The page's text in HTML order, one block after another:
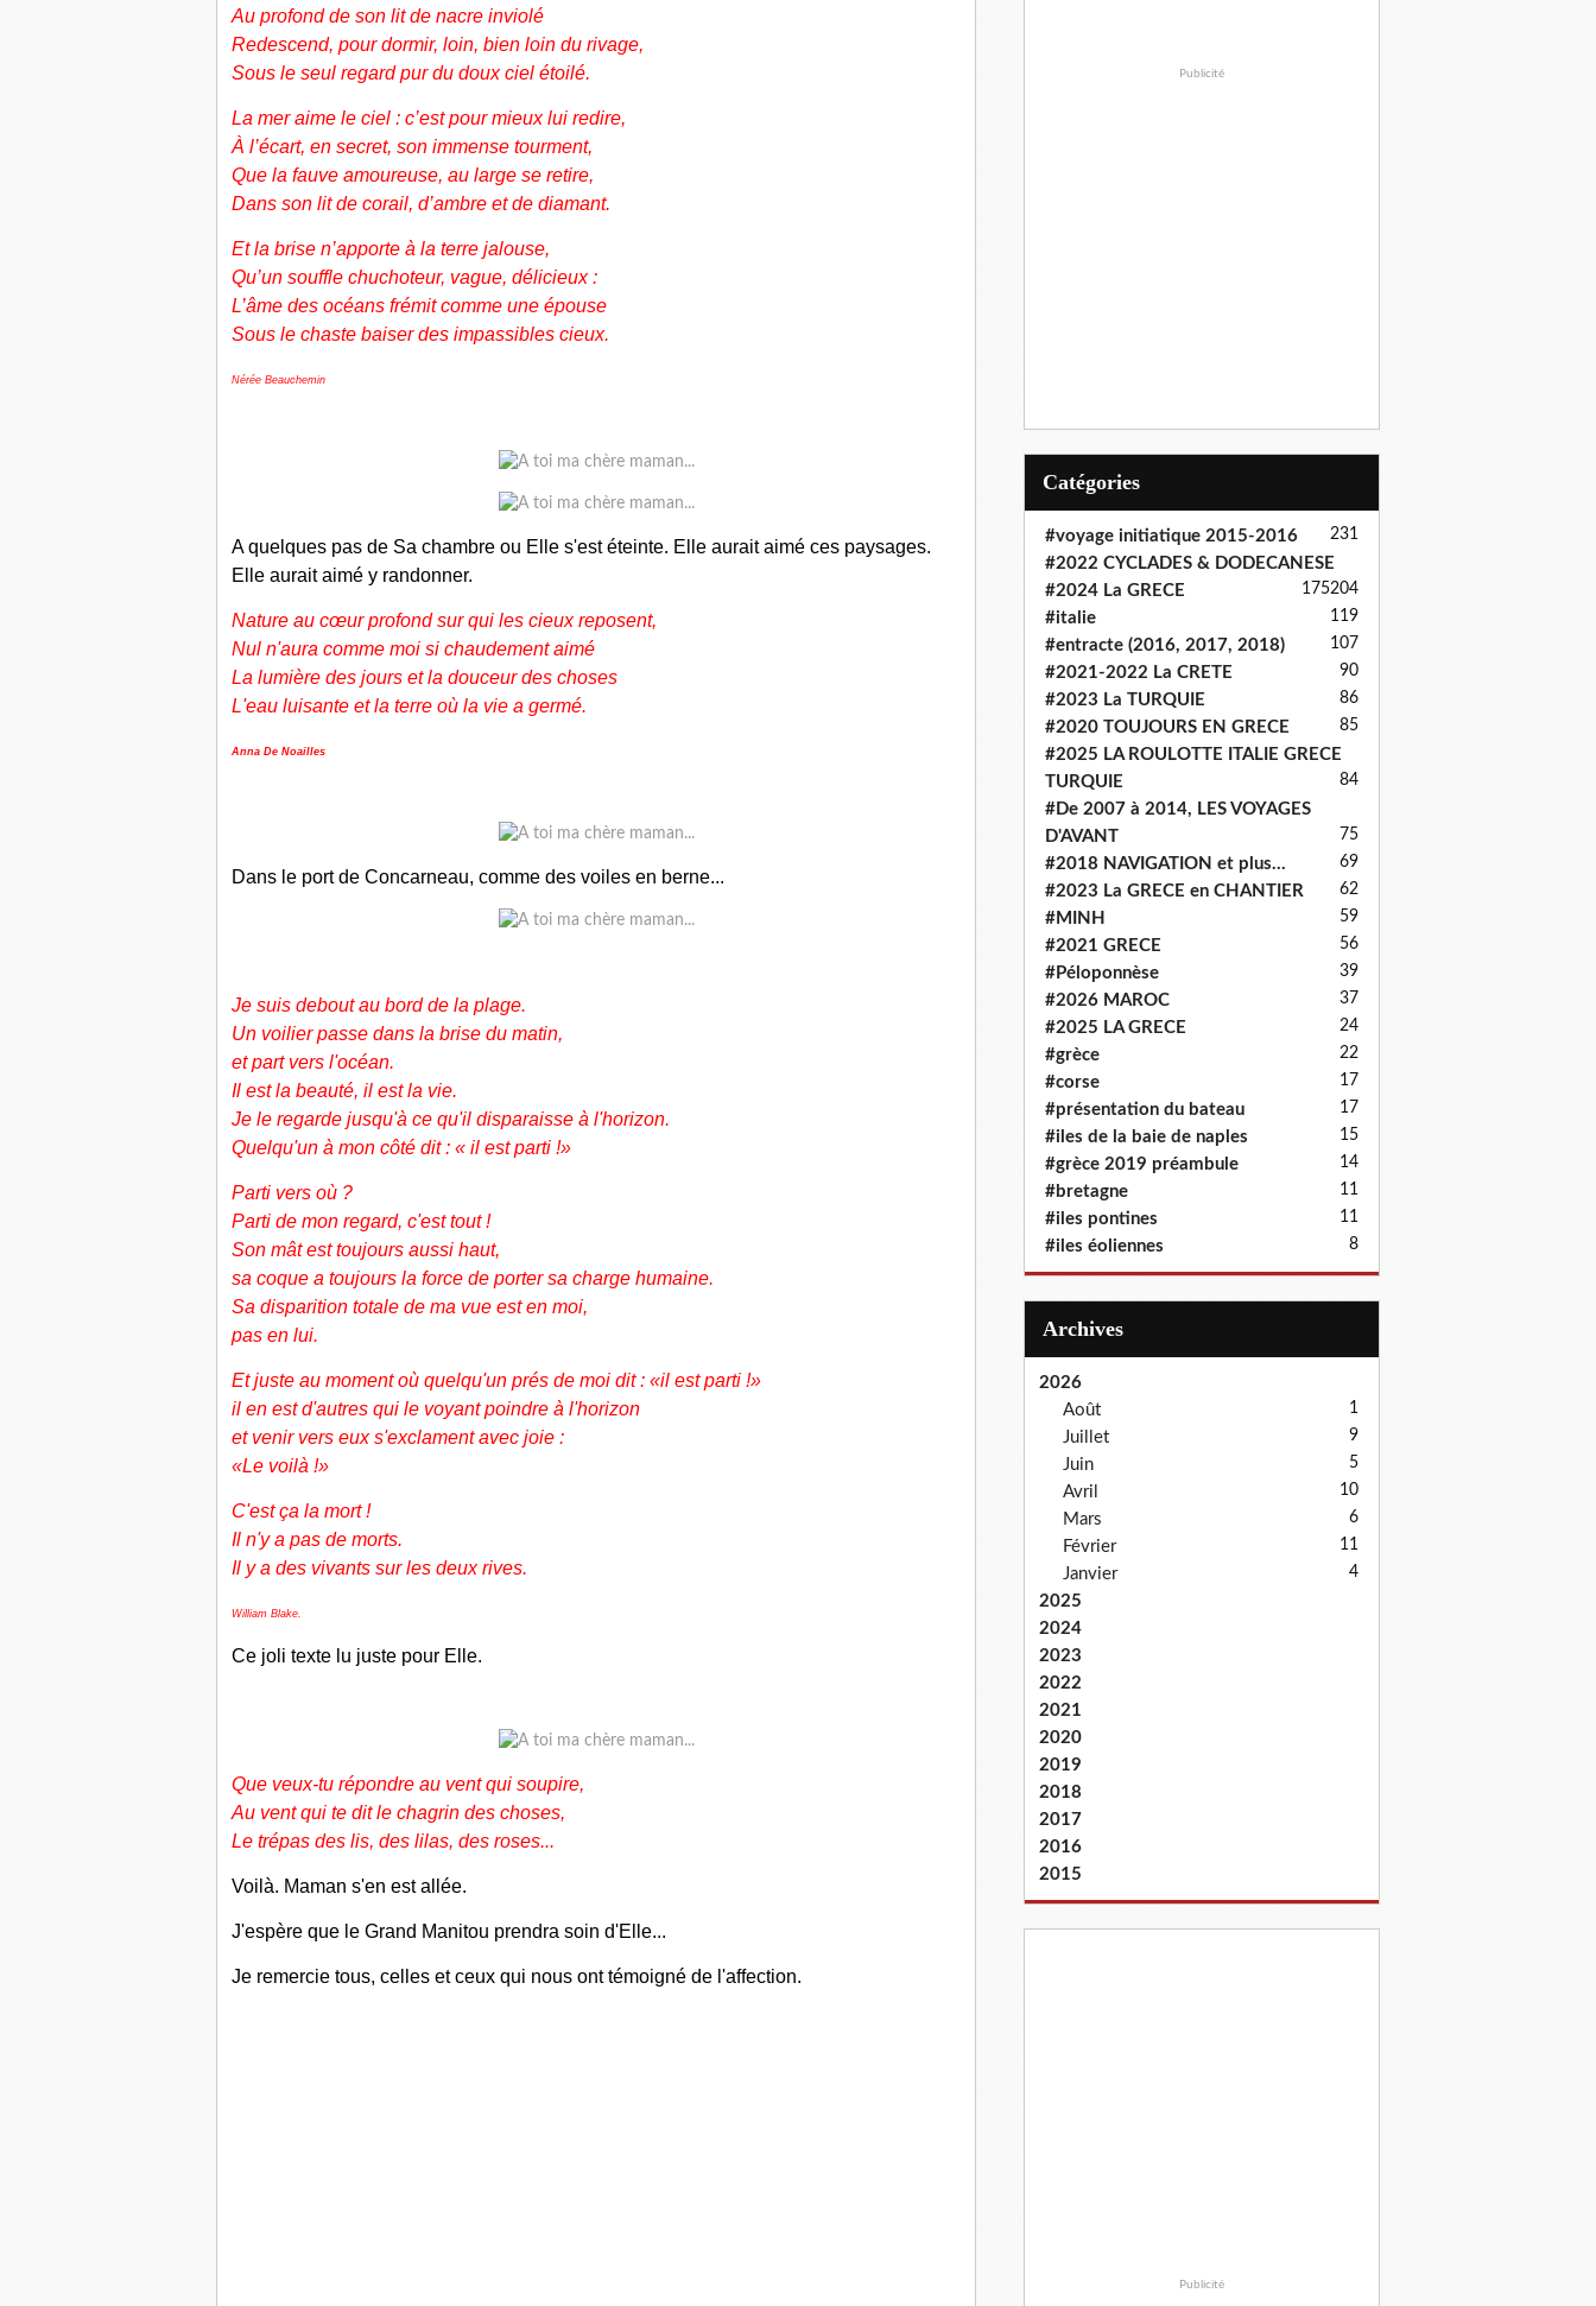
Au profond de son lit de nacre inviolé
Redescend, pour dormir, loin, bien loin du rivage,
Sous le seul regard pur du doux ciel étoilé.
La mer aime le ciel : c’est pour mieux lui redire,
À l’écart, en secret, son immense tourment,
Que la fauve amoureuse, au large se retire,
Dans son lit de corail, d’ambre et de diamant.
Et la brise n’apporte à la terre jalouse,
Qu’un souffle chuchoteur, vague, délicieux :
L’âme des océans frémit comme une épouse
Sous le chaste baiser des impassibles cieux.
Nérée Beauchemin
A quelques pas de Sa chambre ou Elle s'est éteinte. Elle aurait aimé ces paysages.
Elle aurait aimé y randonner.
Nature au cœur profond sur qui les cieux reposent,
Nul n'aura comme moi si chaudement aimé
La lumière des jours et la douceur des choses
L'eau luisante et la terre où la vie a germé.
Anna De Noailles
Dans le port de Concarneau, comme des voiles en berne...
Je suis debout au bord de la plage.
Un voilier passe dans la brise du matin,
et part vers l'océan.
Il est la beauté, il est la vie.
Je le regarde jusqu'à ce qu'il disparaisse à l'horizon.
Quelqu'un à mon côté dit : « il est parti !»
Parti vers où ?
Parti de mon regard, c'est tout !
Son mât est toujours aussi haut,
sa coque a toujours la force de porter sa charge humaine.
Sa disparition totale de ma vue est en moi,
pas en lui.
Et juste au moment où quelqu'un prés de moi dit : «il est parti !»
il en est d'autres qui le voyant poindre à l'horizon
et venir vers eux s'exclament avec joie :
«Le voilà !»
C'est ça la mort !
Il n'y a pas de morts.
Il y a des vivants sur les deux rives.
William Blake.
Ce joli texte lu juste pour Elle.
Que veux-tu répondre au vent qui soupire,
Au vent qui te dit le chagrin des choses,
Le trépas des lis, des lilas, des roses...
Voilà. Maman s'en est allée.
J'espère que le Grand Manitou prendra soin d'Elle...
Je remercie tous, celles et ceux qui nous ont témoigné de l'affection.
Publicité
Catégories
#voyage initiatique 2015-2016 231
#2022 CYCLADES & DODECANESE
204
#2024 La GRECE 175
#italie 119
#entracte (2016, 2017, 2018) 107
#2021-2022 La CRETE 90
#2023 La TURQUIE 86
#2020 TOUJOURS EN GRECE 85
#2025 LA ROULOTTE ITALIE GRECE
TURQUIE
84
#De 2007 à 2014, LES VOYAGES
D'AVANT
75
#2018 NAVIGATION et plus... 69
#2023 La GRECE en CHANTIER 62
#MINH 59
#2021 GRECE 56
#Péloponnèse 39
#2026 MAROC 37
#2025 LA GRECE 24
#grèce 22
#corse 17
#présentation du bateau 17
#iles de la baie de naples 15
#grèce 2019 préambule 14
#bretagne 11
#iles pontines 11
#iles éoliennes 8
Archives
2026
Août
1
Juillet 9
Juin 5
Avril 10
Mars 6
Février 11
Janvier 4
2025
2024
2023
2022
2021
2020
2019
2018
2017
2016
2015
Publicité